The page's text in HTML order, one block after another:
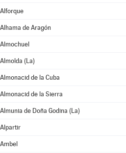
Alforque
Alhama de Aragón
Almochuel
Almolda (La)
Almonacid de la Cuba
Almonacid de la Sierra
Almunia de Doña Godina (La)
Alpartir
Ambel